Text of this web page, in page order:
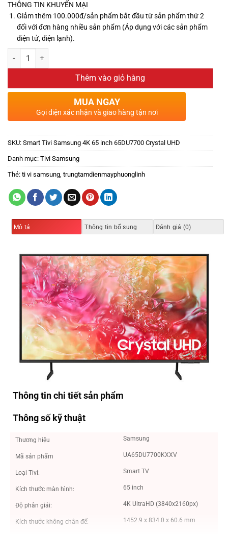
THÔNG TIN KHUYẾN MẠI
Giảm thêm 100.000đ/sản phẩm bắt đầu từ sản phẩm thứ 2
đối với đơn hàng nhiều sản phẩm (Áp dụng với các sản phẩm
điện tử, điện lạnh).
Thêm vào giỏ hàng
MUA NGAY
Gọi điện xác nhận và giao hàng tận nơi
SKU: Smart Tivi Samsung 4K 65 inch 65DU7700 Crystal UHD
Danh mục: Tivi Samsung
Thẻ: ti vi samsung trungtamdienmayphuonglinh
Mô tả Thông tin bổ sung Đánh giá (0)
Thông tin chi tiết sản phẩm
Thông số kỹ thuật
Thương hiệu Samsung
Mã sản phẩm UA65DU7700KXXV
Loại Tivi: Smart TV
Kích thước màn hình: 65 inch
Độ phân giải: 4K UltraHD (3840x2160px)
Kích thước không chân đế: 1452.9 x 834.0 x 60.6 mm